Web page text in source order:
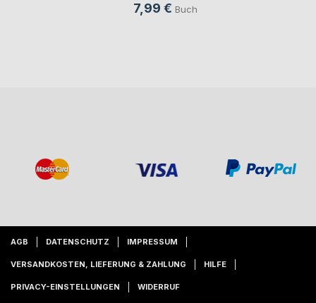
7,99 € Buch
AGB DATENSCHUTZ IMPRESSUM
VERSANDKOSTEN, LIEFERUNG & ZAHLUNG HILFE
PRIVACY-EINSTELLUNGEN WIDERRUF